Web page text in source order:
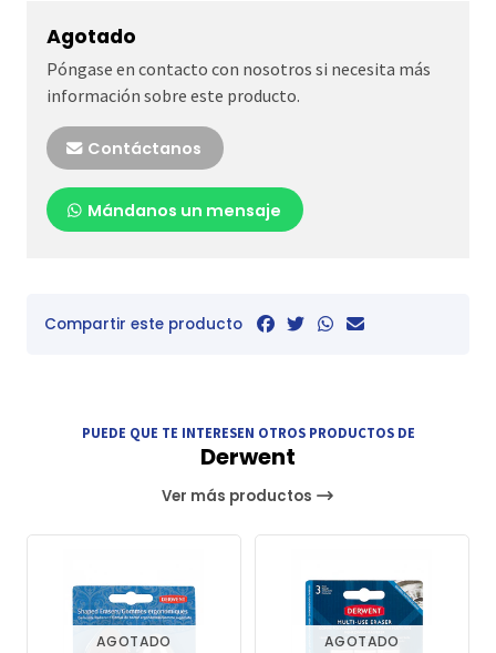
Agotado
Póngase en contacto con nosotros si necesita más
información sobre este producto.
Contáctanos
Mándanos un mensaje
Compartir este producto
PUEDE QUE TE INTERESEN OTROS PRODUCTOS DE
Derwent
Ver más productos
AGOTADO AGOTADO